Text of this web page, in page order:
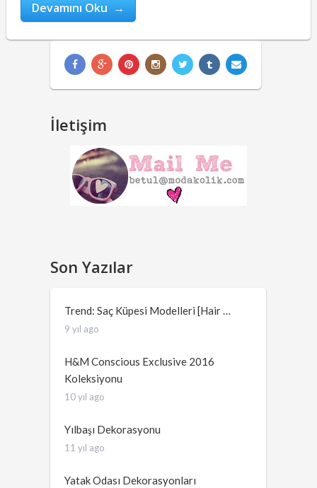
Devamını Oku →
İletişim
Son Yazılar
Trend: Saç Küpesi Modelleri [Hair …
9 yıl ago
H&M Conscious Exclusive 2016
Koleksiyonu
10 yıl ago
Yılbaşı Dekorasyonu
11 yıl ago
Yatak Odası Dekorasyonları